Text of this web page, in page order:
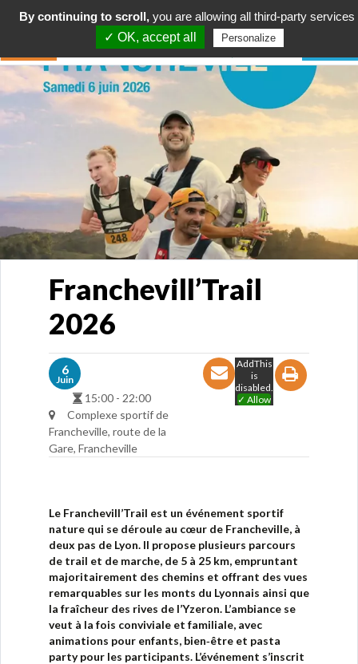
Franchevill’Trail
2026
6
Juin
15:00 - 22:00
Complexe sportif de
Francheville, route de la
Gare, Francheville
AddThis
is
disabled.
✓ Allow
Le Franchevill’Trail est un événement sportif
nature qui se déroule au cœur de Francheville, à
deux pas de Lyon. Il propose plusieurs parcours
de trail et de marche, de 5 à 25 km, empruntant
majoritairement des chemins et offrant des vues
remarquables sur les monts du Lyonnais ainsi que
la fraîcheur des rives de l’Yzeron. L’ambiance se
veut à la fois conviviale et familiale, avec
animations pour enfants, bien‑être et pasta
party pour les participants. L’événement s’inscrit
By continuing to scroll, you are allowing all third-party services
✓ OK, accept all
Personalize